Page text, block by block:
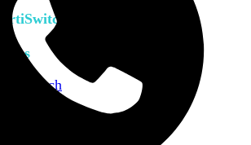
FortiSwitch
500
Series
FortiSwitch